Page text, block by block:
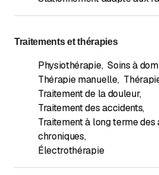
Traitements et thérapies
Physiothérapie, Soins à
Thérapie manuelle,
Traitement de la douleur,
Traitement des accidents,
Traitement à long terme des
chroniques,
Électrothérapie